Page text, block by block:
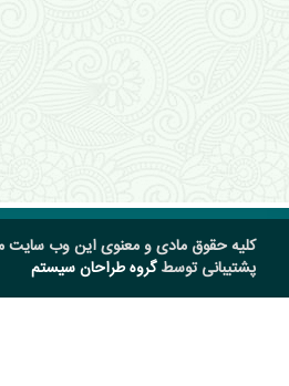
کلیه حقوق مادی و معنوی این وب
پشتیبانی توسطگروه طراحان سیستم